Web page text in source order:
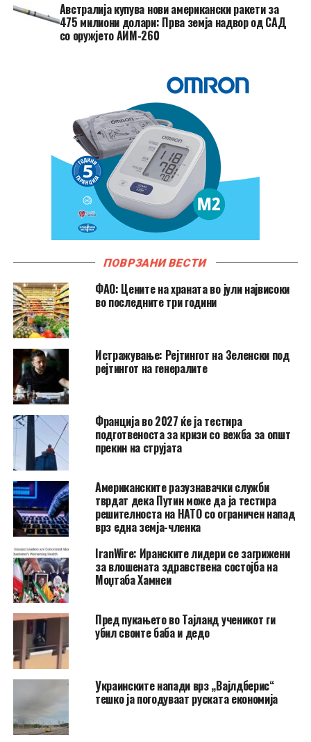
Австралија купува нови американски ракети за
475 милиони долари: Прва земја надвор од САД
со оружјето АИМ-260
ПОВРЗАНИ ВЕСТИ
ФАО: Цените на храната во јули највисоки
во последните три години
Истражување: Рејтингот на Зеленски под
рејтингот на генералите
Франција во 2027 ќе ја тестира
подготвеноста за кризи со вежба за општ
прекин на струјата
Американските разузнавачки служби
тврдат дека Путин може да ја тестира
решителноста на НАТО со ограничен напад
врз една земја-членка
IranWire: Иранските лидери се загрижени
за влошената здравствена состојба на
Моџтаба Хамнеи
Пред пукањето во Тајланд ученикот ги
убил своите баба и дедо
Украинските напади врз „Вајлдберис“
тешко ја погодуваат руската економија